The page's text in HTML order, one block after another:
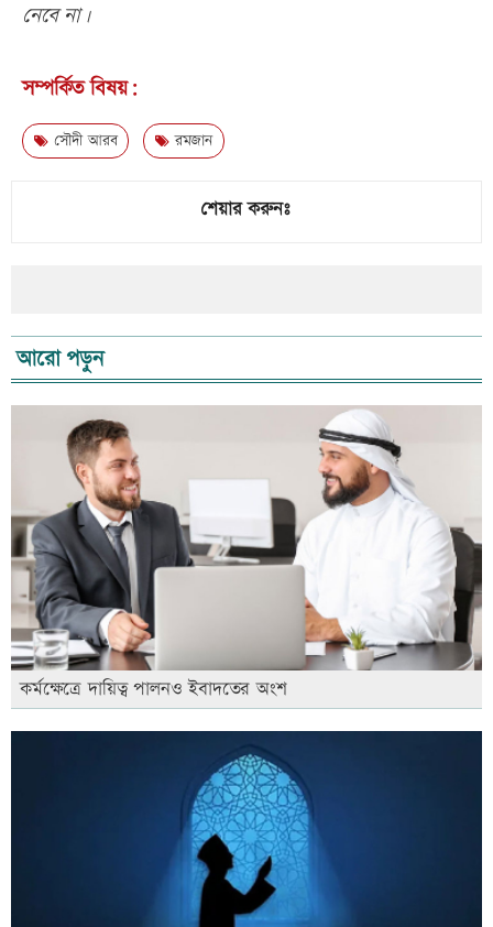
নেবে না।
সম্পর্কিত বিষয়:
সৌদী আরব রমজান
শেয়ার করুনঃ
আরো পড়ুন
কর্মক্ষেত্রে দায়িত্ব পালনও ইবাদতের অংশ